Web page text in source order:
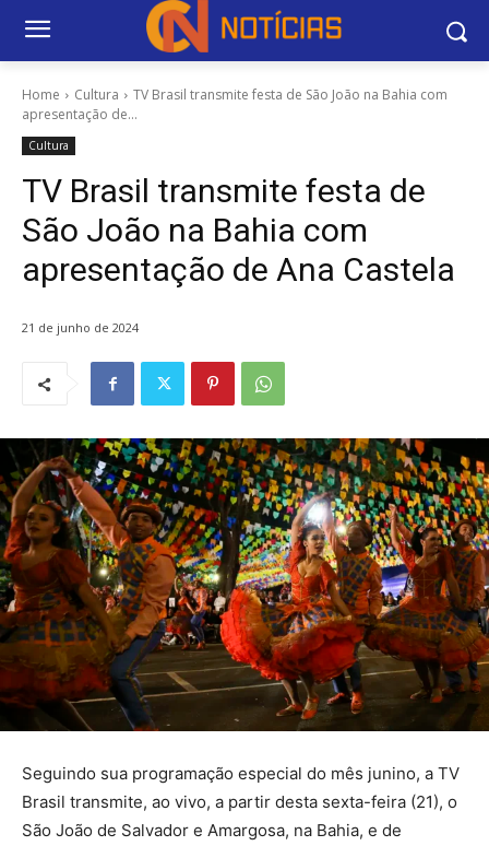
Home Cultura
TV Brasil transmite festa de São João na Bahia com
apresentação de...
Cultura
TV Brasil transmite festa de
São João na Bahia com
apresentação de Ana Castela
21 de junho de 2024
Seguindo sua programação especial do mês junino, a TV
Brasil transmite, ao vivo, a partir desta sexta-feira (21), o
São João de Salvador e Amargosa, na Bahia, e de